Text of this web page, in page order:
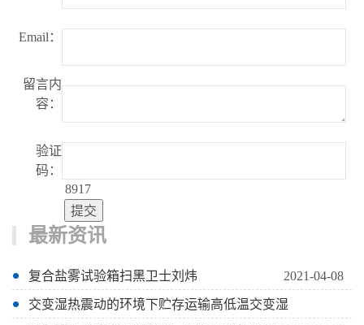
Email：
留言内
容：
验证
码：
8917
最新资讯
复合盐雾试验箱扫黑卫士刘炜 2021-04-08
交变湿热震动的环境下贮存运输高低温交变湿